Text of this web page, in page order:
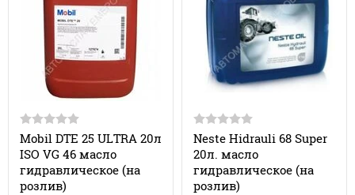
Mobil DTE 25 ULTRA 20л
ISO VG 46 масло
гидравлическое (на
розлив)
Neste Hidrauli 68 Super
20л. масло
гидравлическое (на
розлив)